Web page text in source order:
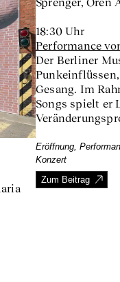
18:30 Uhr
Performance
Der Berliner
Gesang. Im
Songs spielt er
Eröffnung,
Konzert
Zum Beitrag